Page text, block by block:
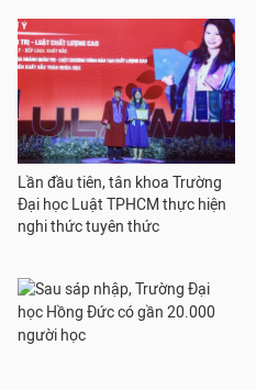
Lần đầu tiên, tân khoa Trường
Đại học Luật TPHCM thực hiện
nghi thức tuyên thức